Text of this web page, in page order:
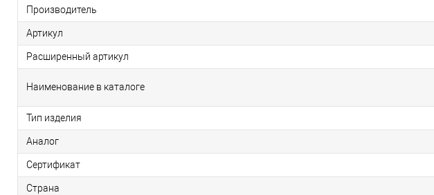
Производитель
Артикул
Расширенный артикул
Наименование в каталоге
Тип изделия
Аналог
Сертификат
Страна